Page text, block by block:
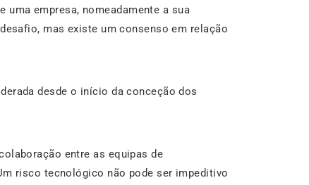
empresa, nomeadamente a sua
mas existe um consenso em relação
desde o início da conceção dos
entre as equipas de
risco tecnológico não pode ser impeditivo